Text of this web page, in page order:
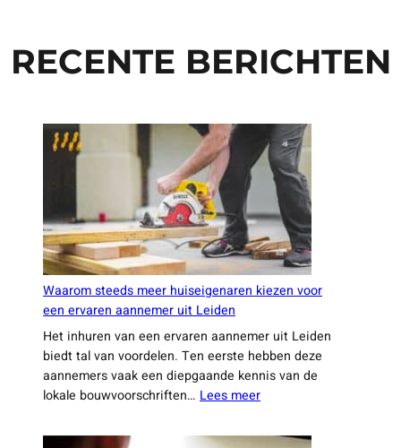
RECENTE BERICHTEN
Waarom steeds meer huiseigenaren kiezen voor
een ervaren aannemer uit Leiden
Het inhuren van een ervaren aannemer uit Leiden
biedt tal van voordelen. Ten eerste hebben deze
aannemers vaak een diepgaande kennis van de
lokale bouwvoorschriften… Lees meer:
steeds